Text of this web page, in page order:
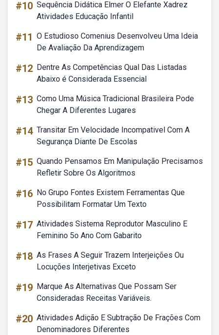
#10 Sequência Didática Elmer O Elefante Xadrez
Atividades Educação Infantil
#11 O Estudioso Comenius Desenvolveu Uma Ideia
De Avaliação Da Aprendizagem
#12 Dentre As Competências Qual Das Listadas
Abaixo é Considerada Essencial
#13 Como Uma Música Tradicional Brasileira Pode
Chegar A Diferentes Lugares
#14 Transitar Em Velocidade Incompativel Com A
Segurança Diante De Escolas
#15 Quando Pensamos Em Manipulação Precisamos
Refletir Sobre Os Algoritmos
#16 No Grupo Fontes Existem Ferramentas Que
Possibilitam Formatar Um Texto
#17 Atividades Sistema Reprodutor Masculino E
Feminino 5o Ano Com Gabarito
#18 As Frases A Seguir Trazem Interjeições Ou
Locuções Interjetivas Exceto
#19 Marque As Alternativas Que Possam Ser
Consideradas Receitas Variáveis.
#20 Atividades Adição E Subtração De Frações Com
Denominadores Diferentes